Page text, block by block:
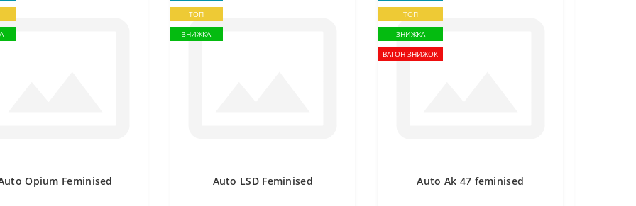
Opium Feminised
ТОП
ЗНИЖКА
Auto LSD Feminised
ТОП
ЗНИЖКА
ВАГОН ЗНИЖОК
Auto Ak 47 feminised